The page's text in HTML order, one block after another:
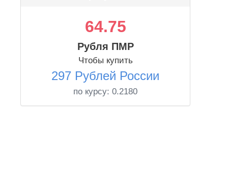
64.75
Рубля ПМР
Чтобы купить
297 Рублей России
по курсу: 0.2180